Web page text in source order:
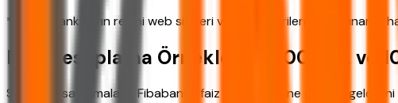
*Tablo, bankaların resmi web siteleri ve BDDK verileri esas alınarak
Faiz Hesaplama Örnekleri: 50.000 TL ve
Somut hesaplamalarla Fibabanka faiz oranlarının ne anlama